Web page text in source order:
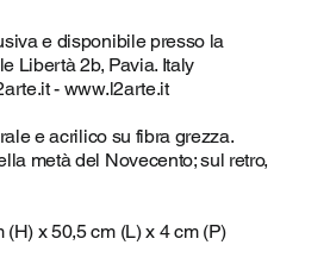
e disponibile presso la
Libertà 2b, Pavia. Italy
- www.l2arte.it
e acrilico su fibra grezza.
metà del Novecento; sul retro,
x 50,5 cm (L) x 4 cm (P)